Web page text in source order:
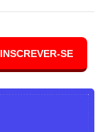
INSCREVER-SE